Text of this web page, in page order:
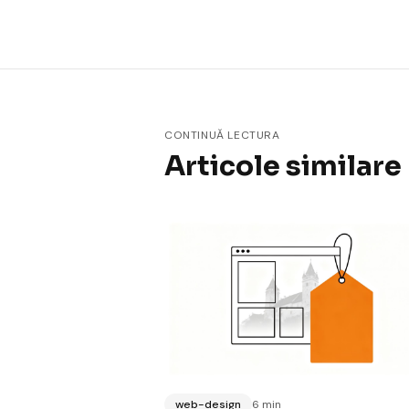
CONTINUĂ LECTURA
Articole similare
web-design 6 min